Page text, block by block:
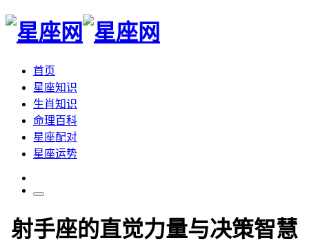
首页
星座知识
生肖知识
命理百科
星座配对
星座运势
射手座的直觉力量与决策智慧